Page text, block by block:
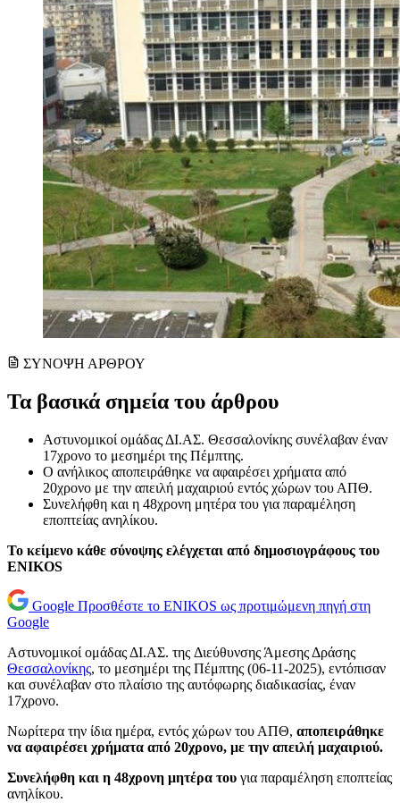
ΣΥΝΟΨΗ ΑΡΘΡΟΥ
Τα βασικά σημεία του άρθρου
Αστυνομικοί ομάδας ΔΙ.ΑΣ. Θεσσαλονίκης συνέλαβαν έναν
17χρονο το μεσημέρι της Πέμπτης.
Ο ανήλικος αποπειράθηκε να αφαιρέσει χρήματα από
20χρονο με την απειλή μαχαιριού εντός χώρων του ΑΠΘ.
Συνελήφθη και η 48χρονη μητέρα του για παραμέληση
εποπτείας ανηλίκου.
Το κείμενο κάθε σύνοψης ελέγχεται από δημοσιογράφους του
ENIKOS
Google Προσθέστε το ENIKOS ως προτιμώμενη πηγή στη
Google
Αστυνομικοί ομάδας ΔΙ.ΑΣ. της Διεύθυνσης Άμεσης Δράσης
Θεσσαλονίκης, το μεσημέρι της Πέμπτης (06-11-2025), εντόπισαν
και συνέλαβαν στο πλαίσιο της αυτόφωρης διαδικασίας, έναν
17χρονο.
Νωρίτερα την ίδια ημέρα, εντός χώρων του ΑΠΘ, αποπειράθηκε
να αφαιρέσει χρήματα από 20χρονο, με την απειλή μαχαιριού.
Συνελήφθη και η 48χρονη μητέρα του για παραμέληση εποπτείας
ανηλίκου.